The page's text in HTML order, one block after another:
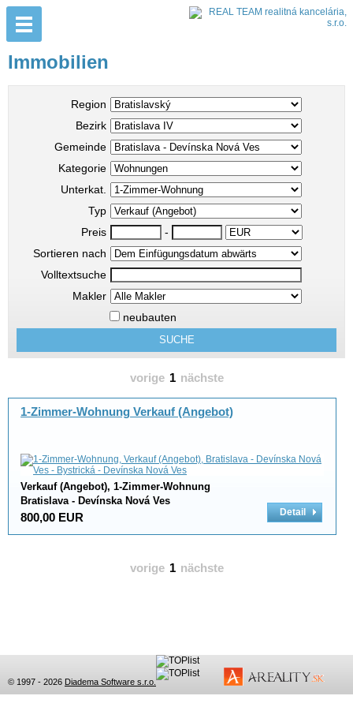
Immobilien
Region
Bezirk
Gemeinde
Kategorie
Unterkat.
Typ
Preis
-
Sortieren nach
Volltextsuche
Makler
neubauten
vorige 1 nächste
1-Zimmer-Wohnung Verkauf (Angebot)
Verkauf (Angebot), 1-Zimmer-Wohnung
Bratislava - Devínska Nová Ves
800,00 EUR Detail
vorige 1 nächste
© 1997 - 2026 Diadema Software s.r.o.